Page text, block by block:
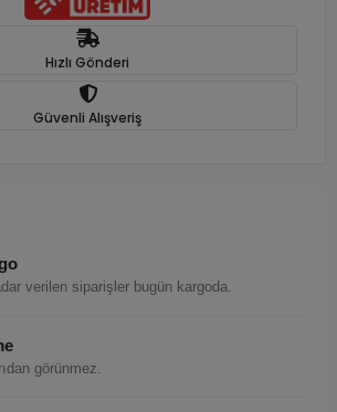
Hızlı Gönderi
Güvenli Alışveriş
verilen siparişler bugün kargoda.
görünmez.